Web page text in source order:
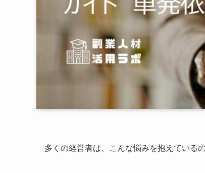
多くの経営者は、こんな悩みを抱えている